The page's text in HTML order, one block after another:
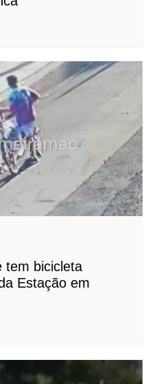
tem bicicleta
Estação em